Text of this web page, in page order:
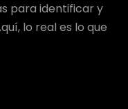
para identificar y
lo real es lo que